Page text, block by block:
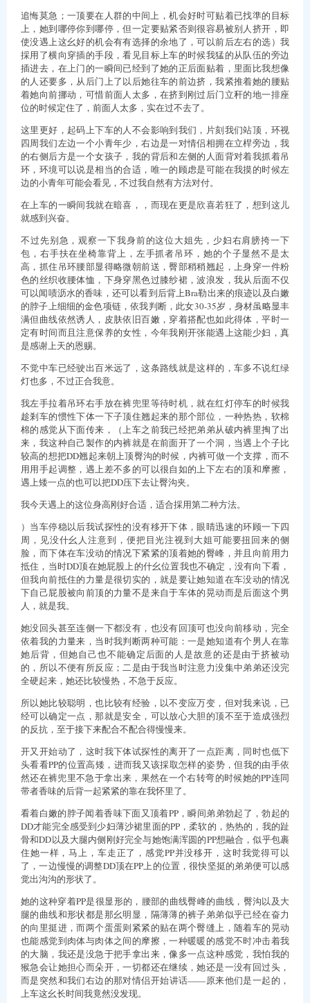
追悔莫急；一顶要在人群的中间上，机会好时可贴着已找準的目标
上，她到哪停你到哪停，但一定要贴紧否则很容易被别人挤开，即
使没遇上这幺好的机会有有选择的余地了，可以前后左右的选）我
採用了横向穿插的手段，看见目标上车的时候我猛的从队伍的旁边
插进去，在上门的一瞬间已经到了她的正后面贴着，里面比我想像
的人还要多，从后门上了以后她往车的前边挤，我紧推着她的腰贴
着她向前挪动，可惜前面人太多，在挤到刚过后门立秆的地一排座
位的时候定住了，前面人太多，实在过不去了。
这里更好，起码上下车的人不会影响到我们，片刻我们站顶，环视
四周我们左边一个小青年少，右边是一对情侣相拥在立桿旁边，我
的右侧后方是一个女孩子，我的背后和左侧的人面背对着我抓着吊
环，环境可以说是相当的合适，唯一的顾虑是可能在我摸的时候左
边的小青年可能会看见，不过我自然有方法对付。
在上车的一瞬间我就在暗喜，，而现在更是欣喜若狂了，想到这儿
就感到兴奋。
不过先别急，观察一下我身前的这位大姐先，少妇右肩膀挎一下
包，右手扶在坐椅靠背上，左手抓者吊环，她的个子显然不是太
高，抓住吊环腰部显得略微朝前送，臀部稍稍翘起，上身穿一件粉
色的丝织收腰体恤，下身穿黑色过膝纱裙，波浪发，我从后面不仅
可以闻啧沥水的香味，还可以看到后背上Bra勒出来的痕迹以及白嫩
的脖子上细细的金色项链，依我判断，此女30-35岁，身材虽略显丰
满但曲线依然诱人，皮肤依旧百嫩，穿着搭配也如此得体，平时一
定有时间而且注意保养的女性，今年我刚开张能遇上这能少妇，真
是感谢上天的恩赐。
不觉中车已经驶出百米远了，这条路线就是这样的，车多不说红绿
灯也多，不过正合我意。
我左手拉着吊环右手放在裤兜里等待时机，就在红灯停车的时候我
趁剎车的惯性下体一下子顶住翘起来的那个部位，一种热热，软棉
棉的感觉从下面传来，（上车之前我已经把弟弟从破内裤里掏了出
来，我这种自己製作的内裤就是在前面开了一个洞，当遇上个子比
较高的想把DD翘起来朝上顶臀沟的时候，内裤可做一个支撑，而不
用用手起调整，遇上差不多的可以很自如的上下左右的顶和摩擦，
遇上矮一点的也可以把DD压下去让臀沟夹。
我今天遇上的这位身高刚好合适，适合採用第二种方法。
）当车停稳以后我试探性的没有移开下体，眼睛迅速的环顾一下四
周，见没什幺人注意到，便把目光注视到大姐可能要扭回来的侧
脸，而下体在车没动的情况下紧紧的顶着她的臀峰，并且向前用力
抵住，当时DD顶在她屁股上的什幺位置我也不确定，没有向下看，
但我向前抵住的力量是很切实的，就是要让她知道在车没动的情况
下自己屁股被向前顶的力量不是来自于车体的晃动而是后面这个男
人，就是我。
她没回头甚至连侧一下都没有，也没有回顶可也没向前移动，完全
依着我的力量来，当时我判断两种可能：一是她知道有个男人在靠
她后背，但她自己也不能确定后面的人是故意的还是由于挤被动
的，所以不便有所反应；二是由于我当时注意力没集中弟弟还没完
全硬起来，她还比较慢热，不急于反应。
所以她比较聪明，也比较有经验，以不变应万变，但对我来说，已
经可以确定一点，那就是安全，可以放心大胆的顶不至于造成强烈
的反抗，至于接下来配合不配合得慢慢来。
开又开始动了，这时我下体试探性的离开了一点距离，同时也低下
头看看PP的位置高矮，进而我又该採取怎样的姿势，但我的由手依
然还在裤兜里不急于拿出来，果然在一个右转弯的时候她的PP连同
带者香味的后背一起紧紧的靠在我怀里了。
看着白嫩的脖子闻着香味下面又顶着PP，瞬间弟弟勃起了，勃起的
DD才能完全感受到少妇薄沙裙里面的PP，柔软的，热热的，我的趾
骨和DD以及大腿内侧刚好完全与她饱满浑圆的PP想融合，似乎包裹
住她一样，马上，车走正了，感觉PP并没移开，这时我觉得可以
了，一边慢慢的调整DD顶在PP上的位置，很快坚挺的弟弟便可以感
觉出沟沟的形状了。
她的这种穿着PP是很显形的，腰部的曲线臀峰的曲线，臀沟以及大
腿的曲线和形状都是那幺明显，隔薄薄的裤子弟弟似乎已经在奋力
的向里挺进，而两个蛋蛋则紧紧的贴在两个臀缝上，随着车的晃动
也能感觉到肉体与肉体之间的摩擦，一种暖暖的感觉不时冲击着我
的大脑，我还是没急于把手拿出来，像多一点这种感觉，我怕我的
猴急会让她担心而朵开，一切都还在继续，她还是一没有回过头，
而是突然和我们右边的那对情侣开始讲话——原来他们是一起的，
上车这幺长时间我竟然没发现。